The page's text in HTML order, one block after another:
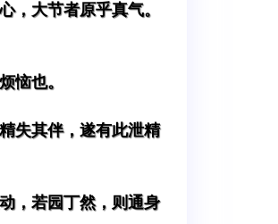
，大节者原乎真气。
恼也。
失其伴，遂有此泄精
，若园丁然，则通身